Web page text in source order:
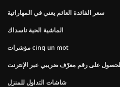
سعر الفائدة العائم يعني في المهاراتية
الماشية الحية ناسداك
مؤشرات cinq un mot
على رقم معرّف ضريبي عبر الإنترنت
شاشات التداول للمنزل